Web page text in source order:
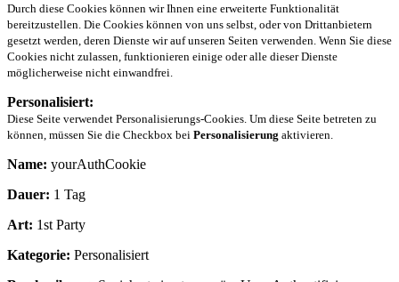
Durch diese Cookies können wir Ihnen eine erweiterte Funktionalität
bereitzustellen. Die Cookies können von uns selbst, oder von Drittanbietern
gesetzt werden, deren Dienste wir auf unseren Seiten verwenden. Wenn Sie diese
Cookies nicht zulassen, funktionieren einige oder alle dieser Dienste
möglicherweise nicht einwandfrei.
Personalisiert:
Diese Seite verwendet Personalisierungs-Cookies. Um diese Seite betreten zu
können, müssen Sie die Checkbox bei Personalisierung aktivieren.
Name: yourAuthCookie
Dauer: 1 Tag
Art: 1st Party
Kategorie: Personalisiert